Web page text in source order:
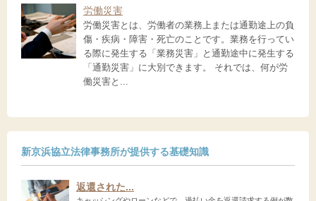
労働災害
労働災害とは、労働者の業務上または通勤途上の負
傷・疾病・障害・死亡のことです。業務を行ってい
る際に発生する「業務災害」と通勤途中に発生する
「通勤災害」に大別できます。 それでは、何が労
働災害と...
新京浜協立法律事務所が提供する基礎知識
返還された...